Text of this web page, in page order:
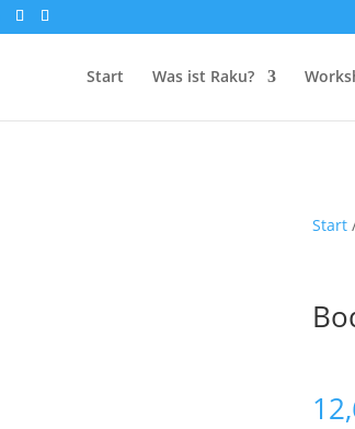
Start Was ist Raku?
Start